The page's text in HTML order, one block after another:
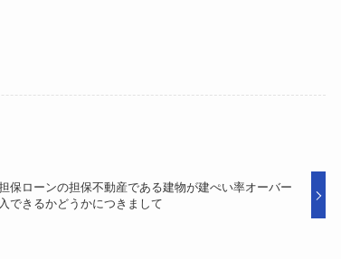
保ローンの担保不動産である建物が建ぺい率オーバー
できるかどうかにつきまして